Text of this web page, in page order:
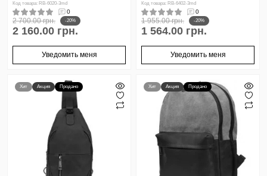
Код товара: RB-6020-3md
0
2 700.00 грн. -20%
2 160.00 грн.
Уведомить меня
Код товара: RB-6402-3md
0
1 955.00 грн. -20%
1 564.00 грн.
Уведомить меня
Хит Акция Продано Хит Акция Продано